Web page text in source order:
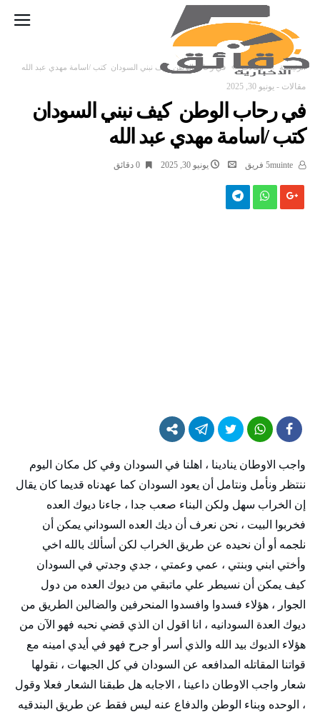
‫الرئيسية‬ مقالات في رحاب الوطن كيف نبني السودان كتب /اسامة مهدي عبد الله
مقالات - يونيو 30, 2025
في رحاب الوطن كيف نبني السودان
كتب /اسامة مهدي عبد الله
يونيو 30, 2025 0 ‫دقائق‬
واجب الاوطان ينادينا ، اهلنا في السودان وفي كل مكان اليوم
ننتظر ونأمل ونتامل أن يعود السودان كما عهدناه قديما كان يقال
إن الخراب سهل ولكن البناء صعب جدا ، جاءنا ديوك العده
فخربوا البيت ، نحن نعرف أن ديك العده السوداني يمكن أن
نلجمه أو أن نحيده عن طريق الخراب لكن أسألك بالله اخي
وأختي ابني وبنتي ، عمي وعمتي ، جدي وجدتي في السودان
كيف يمكن أن نسيطر علي ماتبقي من ديوك العده من دول
الجوار ، هؤلاء فسدوا وافسدوا المنحرفين والضالين الطريق من
ديوك العدة السودانيه ، انا اقول ان الذي قضي نحبه فهو الآن من
هؤلاء الديوك بيد الله والذي أسر أو جرح فهو في أيدي امينه مع
قواتنا المقاتله المدافعه عن السودان في كل الجبهات ، نقولها
شعار واجب الاوطان داعينا ، الاجابه هل طبقنا الشعار فعلا وقول
، الوحده وبناء الوطن والدفاع عنه ليس فقط عن طريق البندقيه